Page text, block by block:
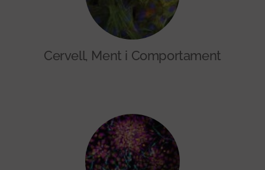
Cervell, Ment i Comportament